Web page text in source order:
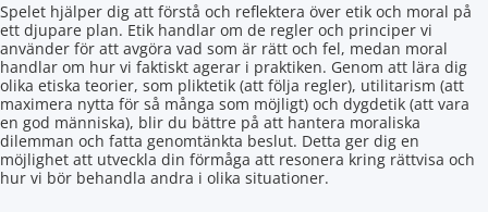
Spelet hjälper dig att förstå och reflektera över etik och moral på
ett djupare plan. Etik handlar om de regler och principer vi
använder för att avgöra vad som är rätt och fel, medan moral
handlar om hur vi faktiskt agerar i praktiken. Genom att lära dig
olika etiska teorier, som pliktetik (att följa regler), utilitarism (att
maximera nytta för så många som möjligt) och dygdetik (att vara
en god människa), blir du bättre på att hantera moraliska
dilemman och fatta genomtänkta beslut. Detta ger dig en
möjlighet att utveckla din förmåga att resonera kring rättvisa och
hur vi bör behandla andra i olika situationer.